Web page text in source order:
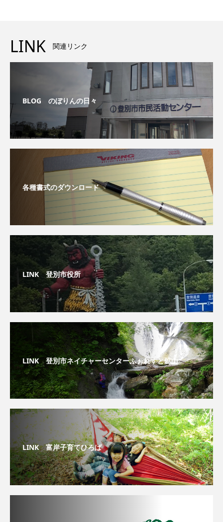
LINK 関連リンク
BLOG のぼりんの日々
各種書式のダウンロード
LINK 登別市役所
LINK 登別市ネイチャーセンターふぉれすと鉱山
LINK 富岸子育てひろば